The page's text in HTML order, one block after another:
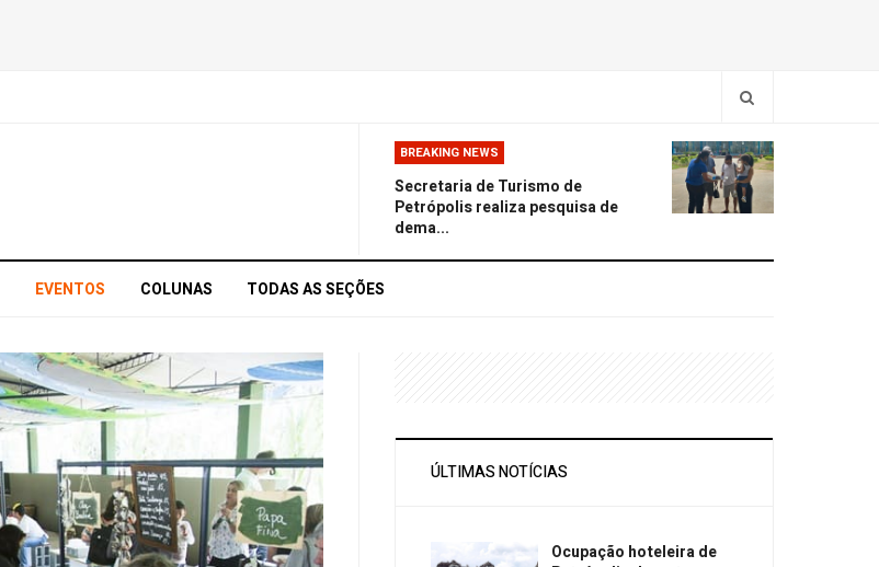
BREAKING NEWS
Secretaria de Turismo de
Petrópolis realiza pesquisa de
dema...
EVENTOS COLUNAS TODAS AS SEÇÕES
ÚLTIMAS NOTÍCIAS
Ocupação hoteleira de